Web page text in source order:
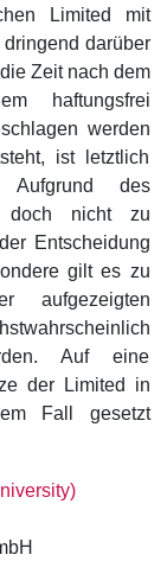
Limited mit
darüber
Zeit nach dem
haftungsfrei
werden
ist letztlich
des
doch nicht zu
Entscheidung
gilt es zu
aufgezeigten
Auf eine
der Limited in
Fall gesetzt